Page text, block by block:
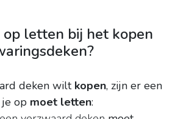
letten bij het kopen
deken wilt kopen, zijn er een
je op moet letten: